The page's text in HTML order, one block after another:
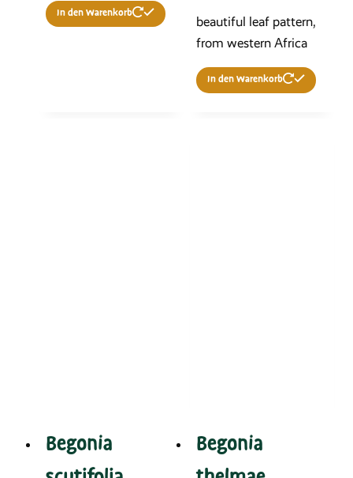
In den Warenkorb
beautiful leaf pattern,
from western Africa
In den Warenkorb
Begonia
Begonia